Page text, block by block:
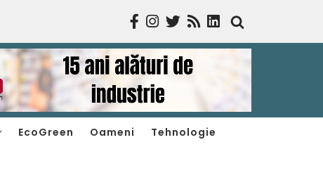
EcoGreen Oameni Tehnologie